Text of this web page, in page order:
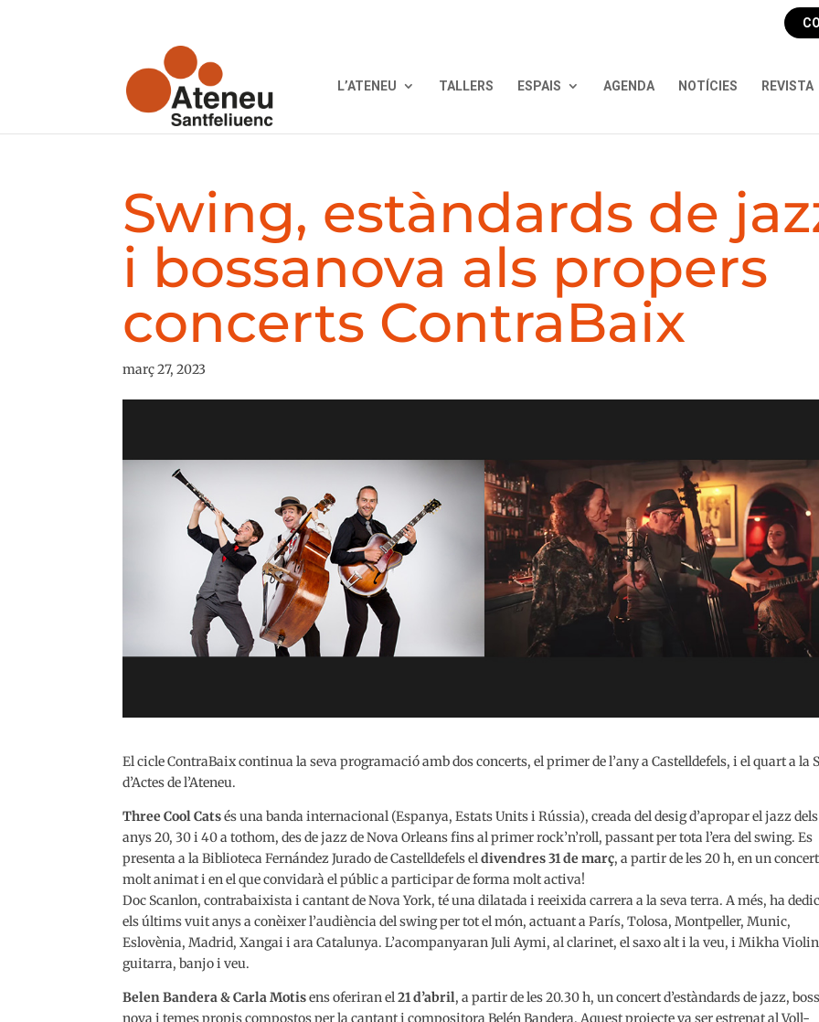
L’ATENEU TALLERS ESPAIS AGENDA NOTÍCIES REVISTA
Swing, estàndards de
i bossanova als propers
concerts ContraBaix
març 27, 2023
El cicle ContraBaix continua la seva programació amb dos concerts, el primer de l’any a Castelldefels, i el quart a la
d’Actes de l’Ateneu.
Three Cool Catsés una banda internacional (Espanya, Estats Units i Rússia), creada del desig d’apropar el jazz dels
anys 20, 30 i 40 a tothom, des de jazz de Nova Orleans fins al primer rock’n’roll, passant per tota l’era del swing. Es
presenta a la Biblioteca Fernández Jurado de Castelldefels eldivendres 31 de març, a partir de les 20 h, en un concert
molt animat i en el que convidarà el públic a participar de forma molt activa!
Doc Scanlon, contrabaixista i cantant de Nova York, té una dilatada i reeixida carrera a la seva terra. A més, ha
els últims vuit anys a conèixer l’audiència del swing per tot el món, actuant a París, Tolosa, Montpeller, Munic,
Eslovènia, Madrid, Xangai i ara Catalunya. L’acompanyaran Juli Aymi, al clarinet, el saxo alt i la veu, i Mikha
guitarra, banjo i veu.
Belen Bandera & Carla Motisens oferiran el21 d’abril, a partir de les 20.30 h, un concert d’estàndards de jazz,
nova i temes propis compostos per la cantant i compositora Belén Bandera. Aquest projecte va ser estrenat al Voll-